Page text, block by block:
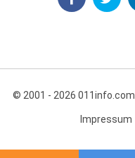
© 2001 - 2026 011info.com
Impressum